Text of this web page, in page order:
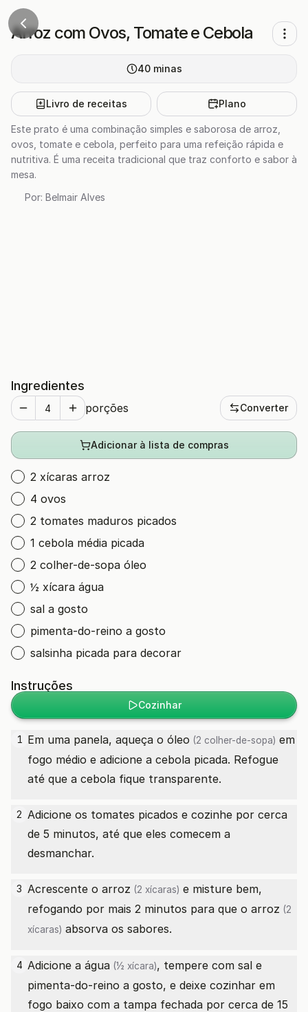
Arroz com Ovos, Tomate e Cebola
40 minas
Livro de receitas Plano
Este prato é uma combinação simples e saborosa de arroz,
ovos, tomate e cebola, perfeito para uma refeição rápida e
nutritiva. É uma receita tradicional que traz conforto e sabor à
mesa.
Por: Belmair Alves
Ingredientes
porções Converter
Adicionar à lista de compras
2 xícaras arroz
4 ovos
2 tomates maduros picados
1 cebola média picada
2 colher-de-sopa óleo
½ xícara água
sal a gosto
pimenta-do-reino a gosto
salsinha picada para decorar
Instruções
Cozinhar
1 Em uma panela, aqueça o óleo (2 colher-de-sopa) em
fogo médio e adicione a cebola picada. Refogue
até que a cebola fique transparente.
2 Adicione os tomates picados e cozinhe por cerca
de 5 minutos, até que eles comecem a
desmanchar.
3 Acrescente o arroz (2 xícaras) e misture bem,
refogando por mais 2 minutos para que o arroz (2
xícaras) absorva os sabores.
4 Adicione a água (½ xícara), tempere com sal e
pimenta-do-reino a gosto, e deixe cozinhar em
fogo baixo com a tampa fechada por cerca de 15